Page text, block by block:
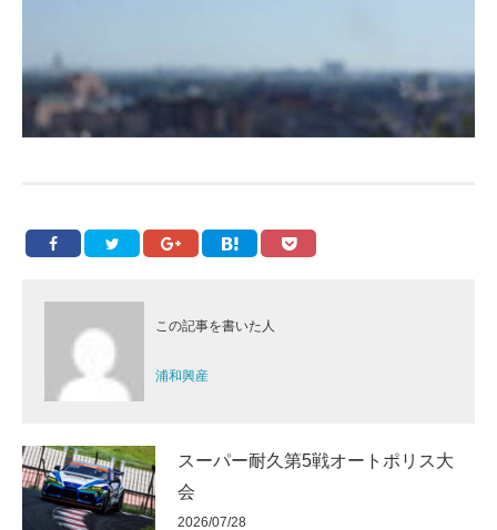
この記事を書いた人
浦和興産
スーパー耐久第5戦オートポリス大
会
2026/07/28